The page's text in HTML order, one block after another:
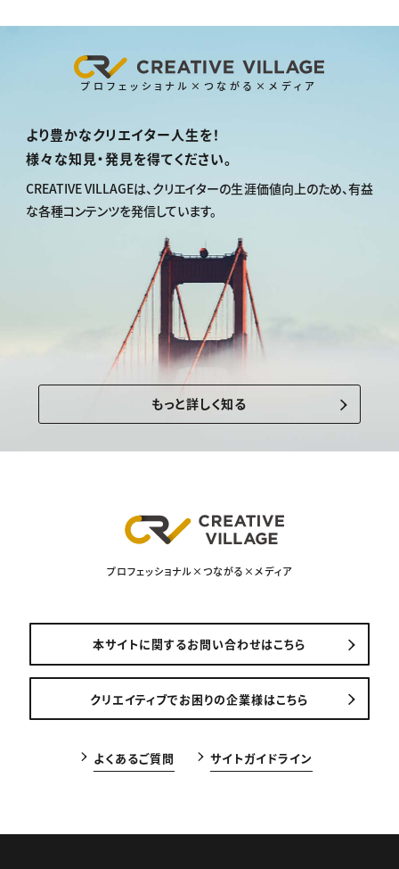
プロフェッショナル×つながる×メディア
より豊かなクリエイター人生を！
様々な知見・発見を得てください。
CREATIVE VILLAGEは、 クリエイターの生涯価値向上のため、有益
な各種コンテンツを発信しています。
もっと詳しく知る
プロフェッショナル×つながる×メディア
本サイトに関するお問い合わせはこちら
クリエイティブでお困りの企業様はこちら
よくあるご質問 サイトガイドライン